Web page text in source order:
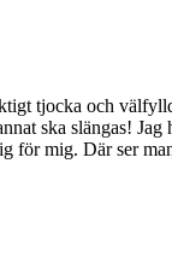
tjocka och
ska slängas!
för mig. Där ser